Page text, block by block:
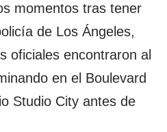
momentos tras tener
de Los Ángeles,
oficiales encontraron al
en el Boulevard
Studio City antes de